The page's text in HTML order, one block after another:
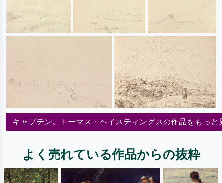
キャプテン。トーマス・ヘイスティングスの作品をもっと
よく売れている作品からの抜粋